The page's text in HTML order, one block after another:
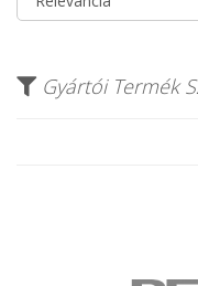
Gyártói Termék